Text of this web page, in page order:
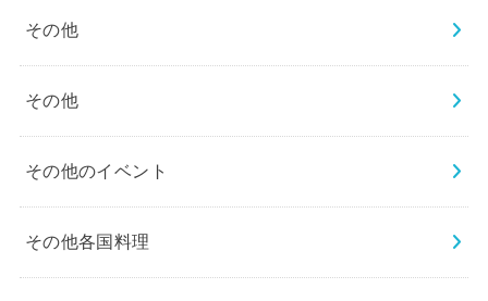
その他
その他
その他のイベント
その他各国料理